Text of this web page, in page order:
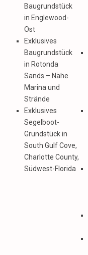
Baugrundstück
in Englewood-
Ost
Exklusives
Baugrundstück
in Rotonda
Sands – Nähe
Marina und
Strände
Exklusives
Segelboot-
Grundstück in
South Gulf Cove,
Charlotte County,
Südwest-Florida